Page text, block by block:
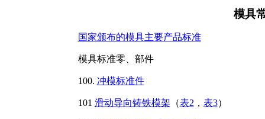
模具
国家颁布的模具主要产品标准
模具标准零、部件
100. 冲模标准件
101 滑动导向铸铁模架 （表2 ， 表3）